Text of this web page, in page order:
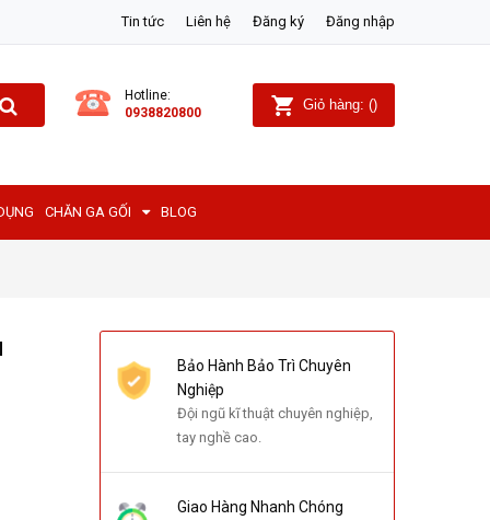
Tin tức Liên hệ Đăng ký Đăng nhập
Hotline:
0938820800
Giỏ hàng: ()
CHĂN GA GỐI BLOG
Bảo Hành Bảo Trì Chuyên
Nghiệp
Đội ngũ kĩ thuật chuyên nghiệp,
tay nghề cao.
Giao Hàng Nhanh Chóng